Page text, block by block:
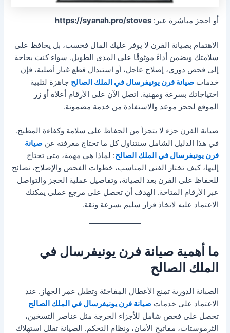
أو احجز مباشرة عبر:https://syanah.pro/stoves
الاهتمام بصيانة الفرن لا يوفر عليك المال فحسب، بل يحافظ على
سلامتك ويضمن أداءً موثوقًا على المدى الطويل. سواء كنت بحاجة
إلى فحص دوري، إصلاح عاجل، أو استبدال قطع غيار أصلية، فإن
خدماتصيانة فرن يونيفرسال في الملك الصالح جاهزة لتلبية
احتياجاتك بسرعة ومهنية. اتصل الآن على الأرقام أعلاه أو زر
الموقع لحجز موعد والاستفادة من خدمة مضمونة.
صيانة الفرن جزء لا يتجزأ من الحفاظ على سلامة وكفاءة المطبخ.
في هذا الدليل الشامل سنتناول كل ما تحتاج معرفته عنصيانة
فرن يونيفرسال في الملك الصالح: لماذا هي مهمة، متى تحتاج
إليها، كيف تختار الفني المناسب، خطوات الفحص والإصلاح، نصائح
للحفاظ على الفرن بعد الصيانة، وتفاصيل عملية الحجز والتواصل
عبر الأرقام المتاحة. الهدف أن تحصل على مرجع عملي يمكنك
الاعتماد عليه لاتخاذ قرار سليم بسرعة وثقة.
ما أهمية صيانة فرن يونيفرسال في
الملك الصالح
الصيانة الدورية تمنع الأعطال المفاجئة وتطيل عمر الجهاز. عند
الاعتماد على خدماتصيانة فرن يونيفرسال في الملك الصالح
تحصل على فحص شامل للأجزاء الحرجة مثل عناصر التسخين،
الثرموستات، مفاتيح الأمان، ونظام التحكم. الصيانة تقلل استهلاك